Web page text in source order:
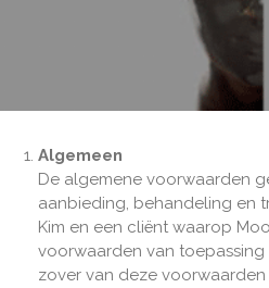
Algemeen
De algemene voorwaarden
aanbieding, behandeling en
Kim en een cliënt waarop
voorwaarden van
zover van deze